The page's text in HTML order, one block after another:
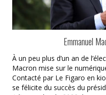
Emmanuel
À un peu plus d’un an de
Macron mise sur le
Contacté par Le Figaro en
se félicite du succès du